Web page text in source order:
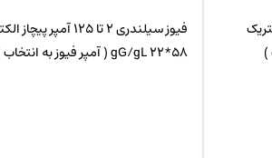
الکتریک
فیوز سیلندری 2 تا 125 آمپر
58*22 gG/gL ( آمپر فیوز به انتخاب )